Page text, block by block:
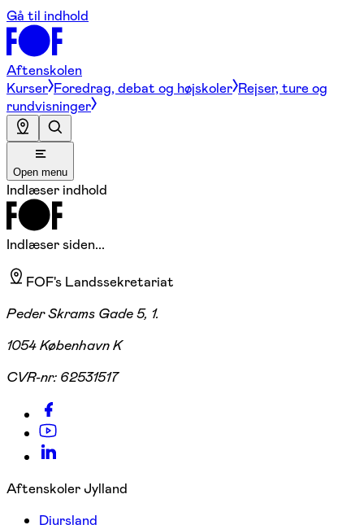
Gå til indhold
Aftenskolen
Kurser Foredrag, debat og højskoler Rejser, ture og
rundvisninger
Open menu
Indlæser indhold
Indlæser siden...
FOF's Landssekretariat
Peder Skrams Gade 5, 1.
1054 København K
CVR-nr: 62531517
Aftenskoler Jylland
Djursland